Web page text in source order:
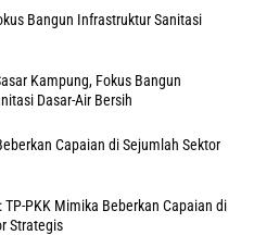
Kampung, Fokus Bangun
Dasar-Air Bersih
TP-PKK Mimika Beberkan Capaian di
Strategis